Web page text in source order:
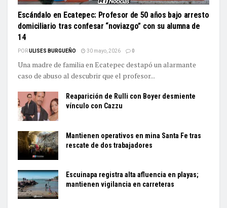
Escándalo en Ecatepec: Profesor de 50 años bajo arresto
domiciliario tras confesar “noviazgo” con su alumna de
14
PORULISES BURGUEÑO 30 mayo, 2026 0
Una madre de familia en Ecatepec destapó un alarmante
caso de abuso al descubrir que el profesor...
Reaparición de Rulli con Boyer desmiente
vínculo con Cazzu
Mantienen operativos en mina Santa Fe tras
rescate de dos trabajadores
Escuinapa registra alta afluencia en playas;
mantienen vigilancia en carreteras